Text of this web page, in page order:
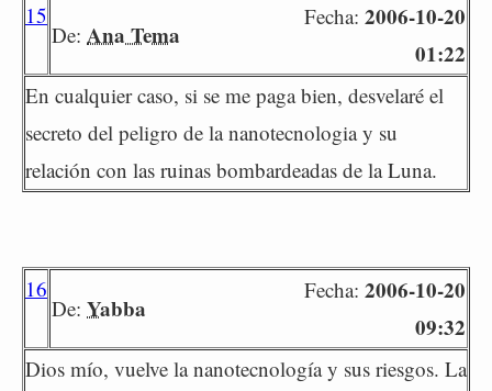
15
De: Ana Tema
Fecha: 2006-10-20
01:22
En cualquier caso, si se me paga bien, desvelaré el
secreto del peligro de la nanotecnologia y su
relación con las ruinas bombardeadas de la Luna.
16
De: Yabba
Fecha: 2006-10-20
09:32
Dios mío, vuelve la nanotecnología y sus riesgos. La